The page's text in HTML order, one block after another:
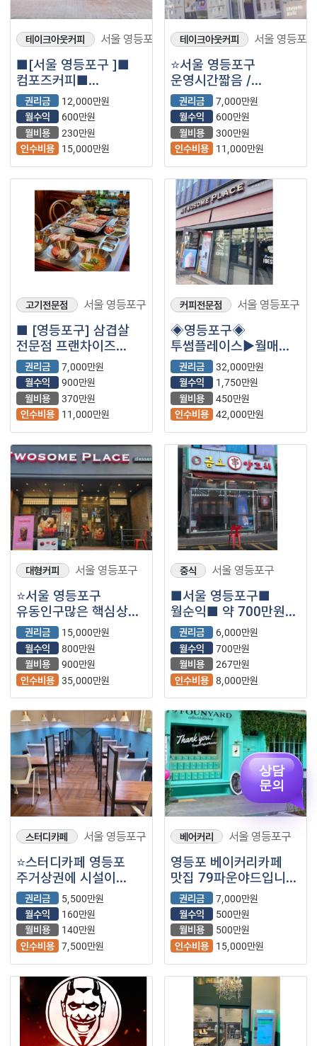
테이크아웃커피 서울 영등포구
■[서울 영등포구 ]■
컴포즈커피■
풀오토운영 월순익
600만원 나오는매장
나왔습니다.■
권리금
12,000만원
월수익
600만원
월비용
230만원
인수비용
15,000만원
테이크아웃커피 서울 영등포구
⭐서울 영등포구
운영시간짧음 /
워라벨좋음 /
자리잡혀운영중인 ＂
더벤티＂⭐
권리금
7,000만원
월수익
600만원
월비용
300만원
인수비용
11,000만원
고기전문점 서울 영등포구
■ [영등포구] 삼겹살
전문점 프랜차이즈
양도양수 창업 매물
권리금
7,000만원
월수익
900만원
월비용
370만원
인수비용
11,000만원
커피전문점 서울 영등포구
◈영등포구◈
투썸플레이스▶월매출
6,101만원◀ 고수익
카페 / 안정창업
권리금
32,000만원
월수익
1,750만원
월비용
450만원
인수비용 42,000만원
대형커피 서울 영등포구
⭐서울 영등포구
유동인구많은 핵심상권
/ 자리잡혀 운영중인 ＂
투썸플레이스＂ 입니다
⭐
권리금
15,000만원
월수익
800만원
월비용
900만원
인수비용 35,000만원
중식 서울 영등포구
■서울 영등포구■
월순익■ 약 700만원■
양꼬치 매장나왔습니다.
권리금
6,000만원
월수익
700만원
월비용
267만원
인수비용 8,000만원
스터디카페 서울 영등포구
⭐스터디카페 영등포
주거상권에 시설이
좋아서 고객평이 좋은
매장입니다.
권리금
5,500만원
월수익
160만원
월비용
140만원
인수비용 7,500만원
베어커리 서울 영등포구
영등포 베이커리카페
맛집 79파운야드입니다
~권리금
7,000만원
월수익
500만원
월비용
500만원
인수비용
15,000만원
상담
문의